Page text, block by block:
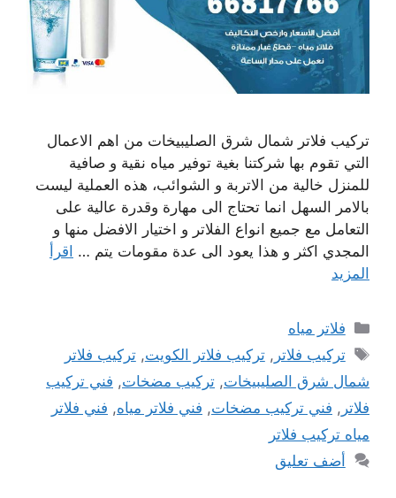
تركيب فلاتر شمال شرق الصليبيخات من اهم الاعمال
التي تقوم بها شركتنا بغية توفير مياه نقية و صافية
للمنزل خالية من الاتربة و الشوائب، هذه العملية ليست
بالامر السهل انما تحتاج الى مهارة وقدرة عالية على
التعامل مع جميع انواع الفلاتر و اختيار الافضل منها و
المجدي اكثر و هذا يعود الى عدة مقومات يتم … اقرأ
المزيد
التصنيفات
فلاتر مياه
الوسوم
تركيب فلاتر ,تركيب فلاتر الكويت,تركيب فلاتر
شمال شرق الصليبيخات, تركيب مضخات, فني تركيب
فلاتر , فني تركيب مضخات, فني فلاتر مياه, فني فلاتر
مياه تركيب فلاتر
أضف تعليق